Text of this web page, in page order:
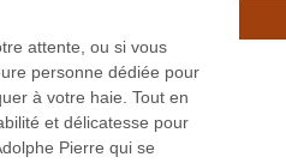
attente, ou si vous
personne dédiée pour
à votre haie. Tout en
et délicatesse pour
Pierre qui se